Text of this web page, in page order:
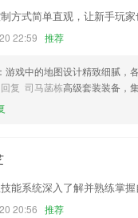
方式简单直观，让新手玩
22:59 推荐
：游戏中的地图设计精致细腻，
复 司马菡栋高级套装装备，
能系统深入了解并熟练掌握
20:56 推荐